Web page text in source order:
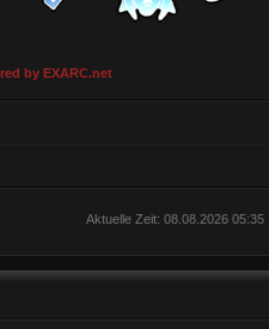
by EXARC.net
Aktuelle Zeit: 08.08.2026 05:35